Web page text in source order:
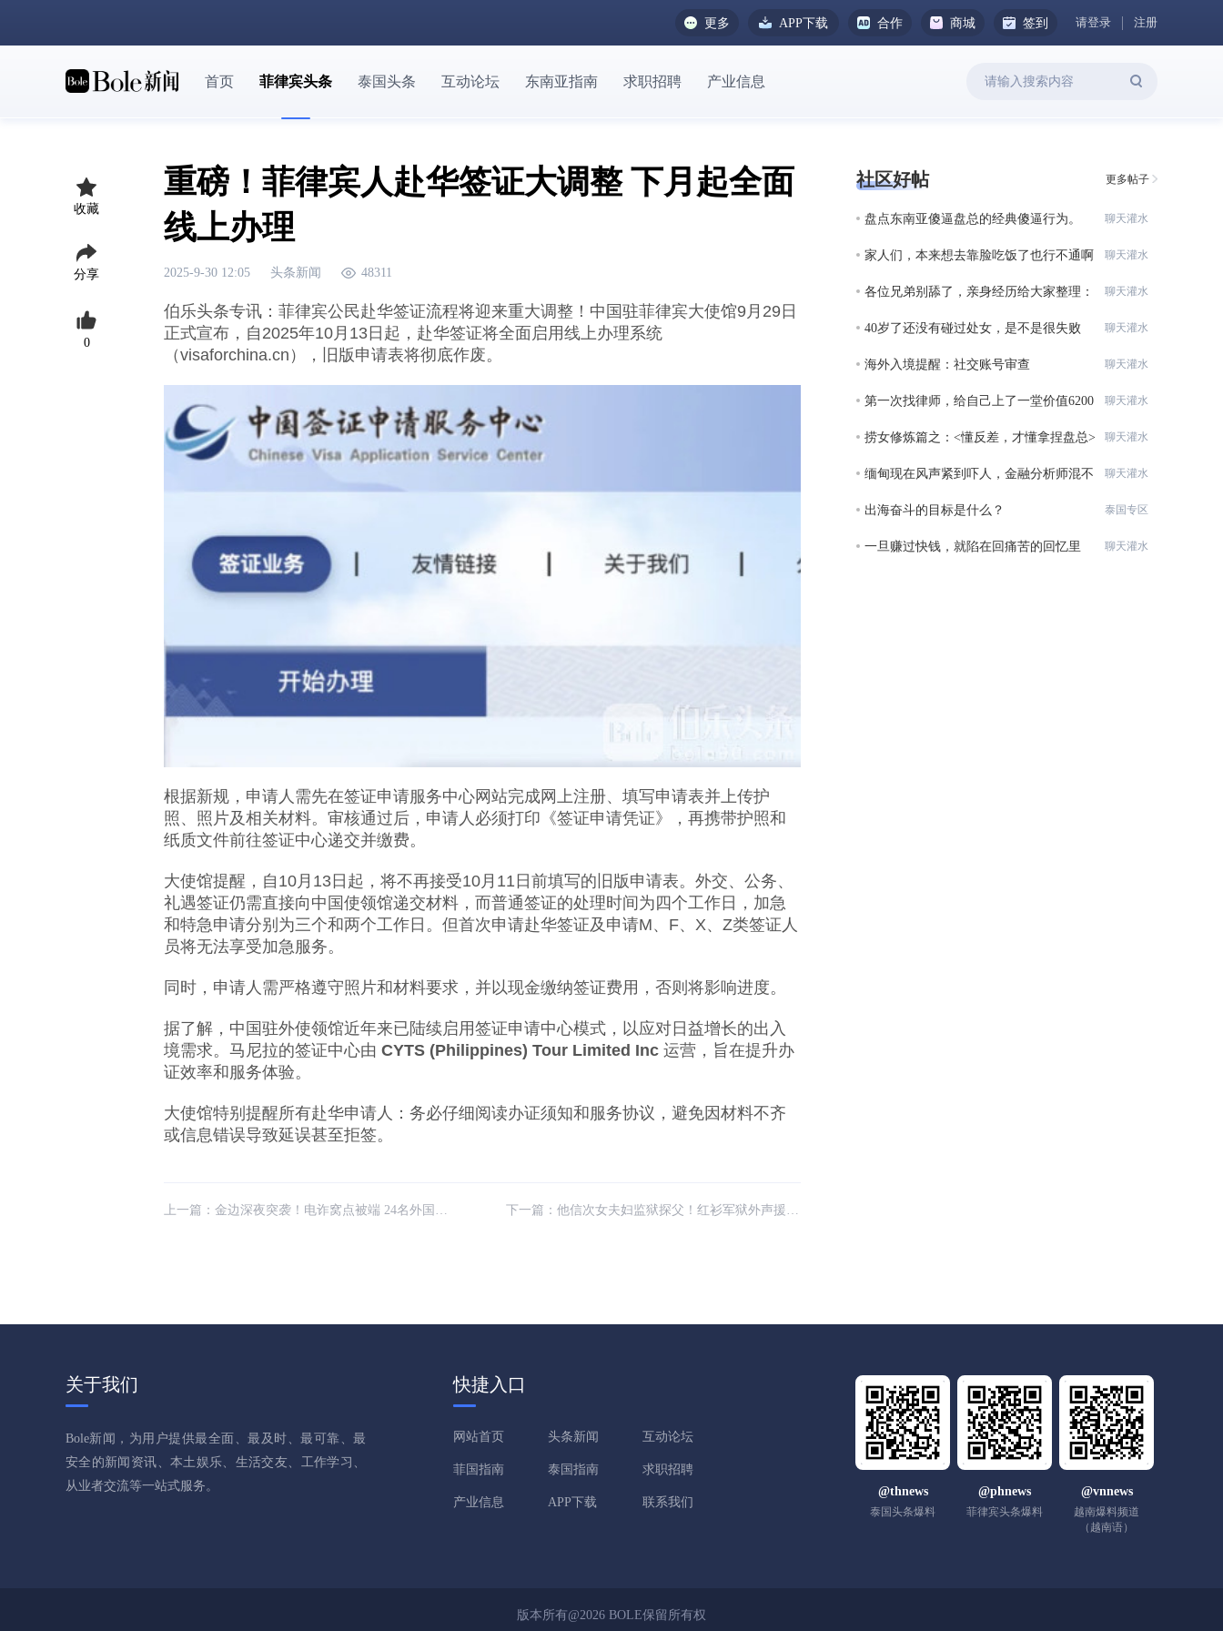
更多 APP下载 合作 商城 签到 请登录 注册
首页 菲律宾头条 泰国头条 互动论坛 东南亚指南 求职招聘 产业信息
收藏
分享
0
重磅！菲律宾人赴华签证大调整 下月起全面
线上办理
2025-9-30 12:05 头条新闻 48311
伯乐头条专讯：菲律宾公民赴华签证流程将迎来重大调整！中国驻菲律宾大使馆9月29日
正式宣布，自2025年10月13日起，赴华签证将全面启用线上办理系统
（visaforchina.cn），旧版申请表将彻底作废。
根据新规，申请人需先在签证申请服务中心网站完成网上注册、填写申请表并上传护
照、照片及相关材料。审核通过后，申请人必须打印《签证申请凭证》，再携带护照和
纸质文件前往签证中心递交并缴费。
大使馆提醒，自10月13日起，将不再接受10月11日前填写的旧版申请表。外交、公务、
礼遇签证仍需直接向中国使领馆递交材料，而普通签证的处理时间为四个工作日，加急
和特急申请分别为三个和两个工作日。但首次申请赴华签证及申请M、F、X、Z类签证人
员将无法享受加急服务。
同时，申请人需严格遵守照片和材料要求，并以现金缴纳签证费用，否则将影响进度。
据了解，中国驻外使领馆近年来已陆续启用签证申请中心模式，以应对日益增长的出入
境需求。马尼拉的签证中心由 CYTS (Philippines) Tour Limited Inc运营，旨在提升办
证效率和服务体验。
大使馆特别提醒所有赴华申请人：务必仔细阅读办证须知和服务协议，避免因材料不齐
或信息错误导致延误甚至拒签。
上一篇： 金边深夜突袭！电诈窝点被端 24名外国人落网 下一篇： 他信次女夫妇监狱探父！红衫军狱外声援场面火爆
社区好帖 更多帖子
盘点东南亚傻逼盘总的经典傻逼行为。 聊天灌水
家人们，本来想去靠脸吃饭了也行不通啊 聊天灌水
各位兄弟别舔了，亲身经历给大家整理：
聊天灌水
40岁了还没有碰过处女，是不是很失败
聊天灌水
海外入境提醒：社交账号审查 聊天灌水
第一次找律师，给自己上了一堂价值6200
聊天灌水
捞女修炼篇之：<懂反差，才懂拿捏盘总> 聊天灌水
缅甸现在风声紧到吓人，金融分析师混不
聊天灌水
出海奋斗的目标是什么？ 泰国专区
一旦赚过快钱，就陷在回痛苦的回忆里
聊天灌水
关于我们
Bole新闻，为用户提供最全面、最及时、最可靠、最
安全的新闻资讯、本土娱乐、生活交友、工作学习、
从业者交流等一站式服务。
快捷入口
网站首页 头条新闻 互动论坛
菲国指南 泰国指南 求职招聘
产业信息 APP下载 联系我们
@thnews
泰国头条爆料
@phnews
菲律宾头条爆料
@vnnews
越南爆料频道
（越南语）
版本所有@2026 BOLE保留所有权